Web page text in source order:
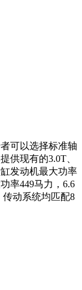
可以选择标准轴
供现有的3.0T、
发动机最大功率
率449马力，6.6
传动系统均匹配8